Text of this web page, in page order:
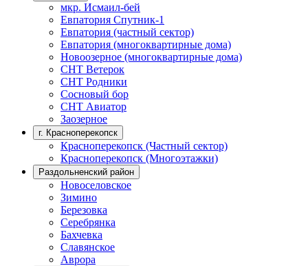
мкр. Исмаил-бей
Евпатория Спутник-1
Евпатория (частный сектор)
Евпатория (многоквартирные дома)
Новоозерное (многоквартирные дома)
СНТ Ветерок
СНТ Родники
Сосновый бор
СНТ Авиатор
Заозерное
г. Красноперекопск
Красноперекопск (Частный сектор)
Красноперекопск (Многоэтажки)
Раздольненский район
Новоселовское
Зимино
Березовка
Серебрянка
Бахчевка
Славянское
Аврора